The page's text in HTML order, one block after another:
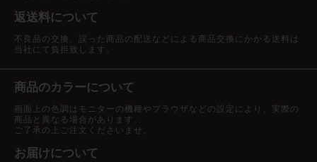
返送料について
不良品の交換、誤った商品の配送などによる商品交換にかかる送料は
当社にて負担致します。
商品のカラーについて
画面上の色調はモニターの機種やブラウザなどの設定により、実際の
商品と異なる場合があります。
ご了承の上ご注文くださいませ。
お届けについて